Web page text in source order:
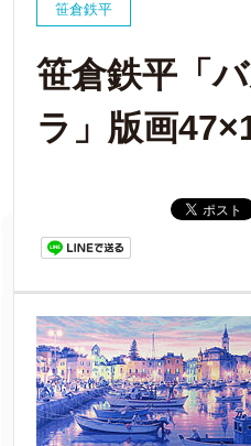
笹倉鉄平
笹倉鉄平「
ラ」版画